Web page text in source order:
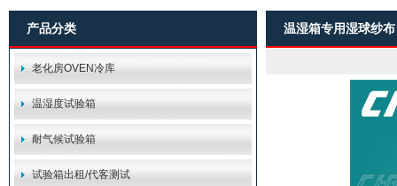
产品分类
老化房OVEN冷库
温湿度试验箱
耐气候试验箱
试验箱出租/代客测试
温湿箱专用湿球纱布